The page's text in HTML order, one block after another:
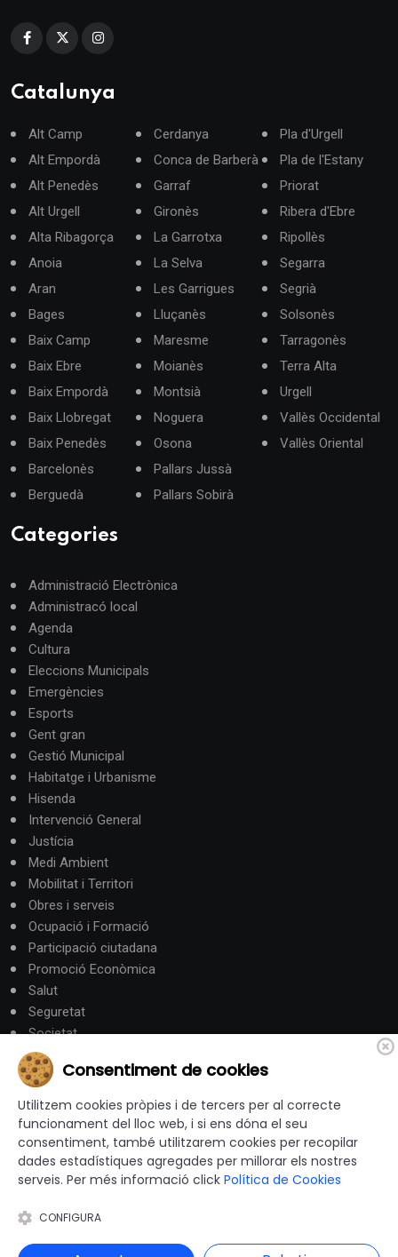
Catalunya
Alt Camp
Alt Empordà
Alt Penedès
Alt Urgell
Alta Ribagorça
Anoia
Aran
Bages
Baix Camp
Baix Ebre
Baix Empordà
Baix Llobregat
Baix Penedès
Barcelonès
Berguedà
Cerdanya
Conca de Barberà
Garraf
Gironès
La Garrotxa
La Selva
Les Garrigues
Lluçanès
Maresme
Moianès
Montsià
Noguera
Osona
Pallars Jussà
Pallars Sobirà
Pla d'Urgell
Pla de l'Estany
Priorat
Ribera d'Ebre
Ripollès
Segarra
Segrià
Solsonès
Tarragonès
Terra Alta
Urgell
Vallès Occidental
Vallès Oriental
Categories
Administració Electrònica
Administracó local
Agenda
Cultura
Eleccions Municipals
Emergències
Esports
Gent gran
Gestió Municipal
Habitatge i Urbanisme
Hisenda
Intervenció General
Justícia
Medi Ambient
Mobilitat i Territori
Obres i serveis
Ocupació i Formació
Participació ciutadana
Promoció Econòmica
Salut
Seguretat
Societat
Turisme
Altres Canals
canalandorra.ad
© 2012-2026 Ajuntaments de Catalunya - Tots els drets
Avís Legal |Política de privacitat|
Consentiment de cookies
Utilitzem cookies pròpies i de tercers per al correcte
funcionament del lloc web, i si ens dóna el seu
consentiment, també utilitzarem cookies per recopilar
dades estadístiques agregades per millorar els nostres
serveis. Per més informació click Política de Cookies
CONFIGURA